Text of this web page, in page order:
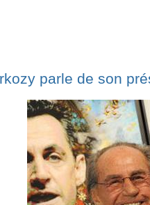
parle de son